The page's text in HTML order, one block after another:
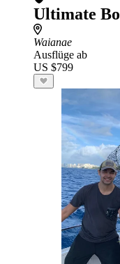
Ultimate
Waianae
Ausflüge ab
US $799